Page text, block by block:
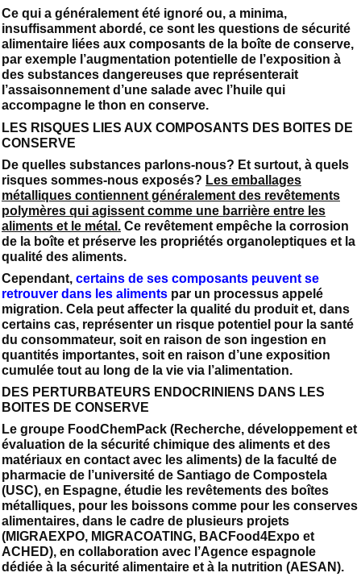
Ce qui a généralement été ignoré ou, a minima,
insuffisamment abordé, ce sont les questions de sécurité
alimentaire liées aux composants de la boîte de conserve,
par exemple l’augmentation potentielle de l’exposition à
des substances dangereuses que représenterait
l’assaisonnement d’une salade avec l’huile qui
accompagne le thon en conserve.
LES RISQUES LIES AUX COMPOSANTS DES BOITES DE
CONSERVE
De quelles substances parlons-nous? Et surtout, à quels
risques sommes-nous exposés? Les emballages
métalliques contiennent généralement des revêtements
polymères qui agissent comme une barrière entre les
aliments et le métal. Ce revêtement empêche la corrosion
de la boîte et préserve les propriétés organoleptiques et la
qualité des aliments.
Cependant, certains de ses composants peuvent se
retrouver dans les aliments par un processus appelé
migration. Cela peut affecter la qualité du produit et, dans
certains cas, représenter un risque potentiel pour la santé
du consommateur, soit en raison de son ingestion en
quantités importantes, soit en raison d’une exposition
cumulée tout au long de la vie via l’alimentation.
DES PERTURBATEURS ENDOCRINIENS DANS LES
BOITES DE CONSERVE
Le groupe FoodChemPack (Recherche, développement et
évaluation de la sécurité chimique des aliments et des
matériaux en contact avec les aliments) de la faculté de
pharmacie de l’université de Santiago de Compostela
(USC), en Espagne, étudie les revêtements des boîtes
métalliques, pour les boissons comme pour les conserves
alimentaires, dans le cadre de plusieurs projets
(MIGRAEXPO, MIGRACOATING, BACFood4Expo et
ACHED), en collaboration avec l’Agence espagnole
dédiée à la sécurité alimentaire et à la nutrition (AESAN).